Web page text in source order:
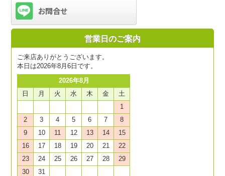
営業日のご案内
ご来店ありがとうございます。
本日は2026年8月6日です。
2026年8月
日
月 火 水 木 金
土
1
2
3 4 5 6 7
8
9
10 11 12 13 14
15
16
17 18 19 20 21
22
23
24 25 26 27 28
29
30
31